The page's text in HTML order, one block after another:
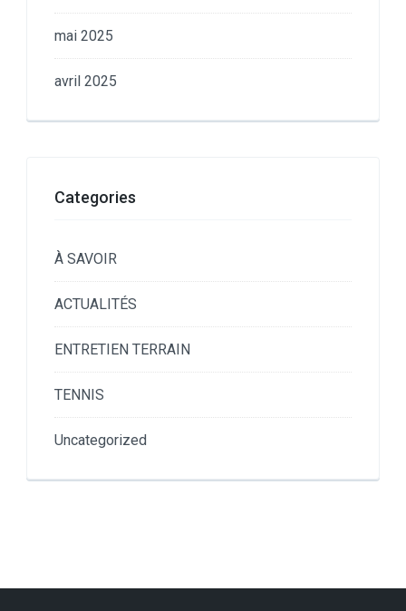
mai 2025
avril 2025
Categories
À SAVOIR
ACTUALITÉS
ENTRETIEN TERRAIN
TENNIS
Uncategorized